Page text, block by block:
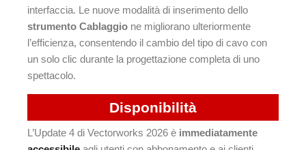
interfaccia. Le nuove modalità di inserimento dello
strumento Cablaggio ne migliorano ulteriormente
l’efficienza, consentendo il cambio del tipo di cavo con
un solo clic durante la progettazione completa di uno
spettacolo.
Disponibilità
L’Update 4 di Vectorworks 2026 è immediatamente